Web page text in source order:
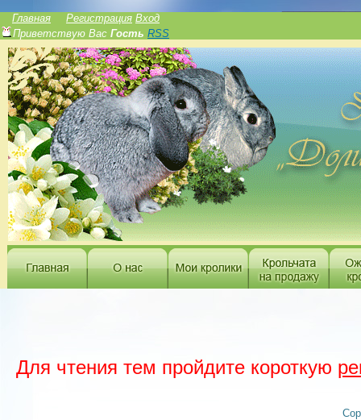
Главная
Регистрация Вход
Приветствую Вас Гость RSS
Для чтения тем пройдите короткую